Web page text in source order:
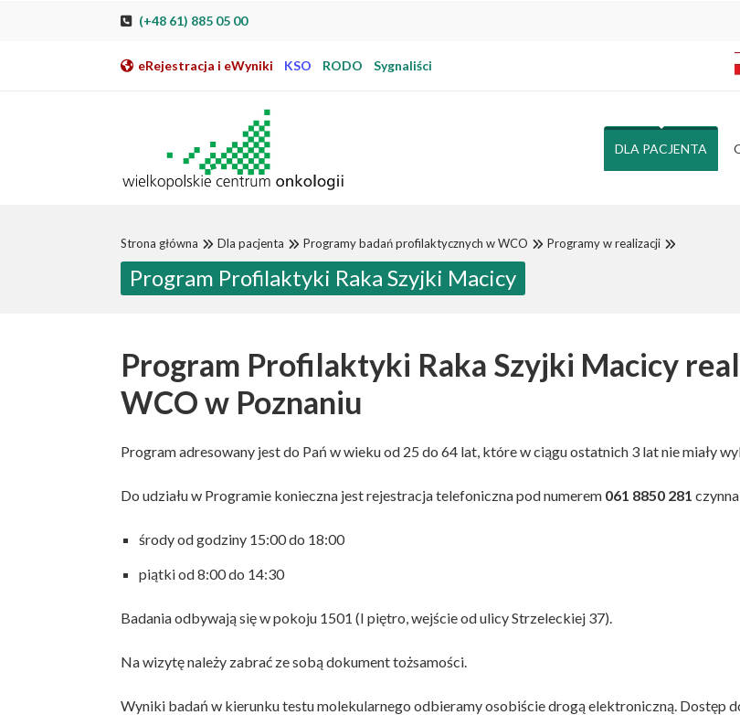
Przeskocz do nawigacji
Przeskocz do treści
Przeskocz do stopki
Przejdź do mapy strony
Przejdź do elektronicznej rejestracji pacjenta
(+48 61) 885 05 00
eRejestracja i eWyniki KSO RODO Sygnaliści
DLA PACJENTA
Strona główna Dla pacjenta Programy badań profilaktycznych w WCO Programy w realizacji
Program Profilaktyki Raka Szyjki Macicy
Program Profilaktyki Raka Szyjki Macicy
WCO w Poznaniu
Program adresowany jest do Pań w wieku od 25 do 64 lat, które w ciągu ostatnich 3 lat nie miały
Do udziału w Programie konieczna jest rejestracja telefoniczna pod numerem 061 8850 281
środy od godziny 15:00 do 18:00
piątki od 8:00 do 14:30
Badania odbywają się w pokoju 1501 (I piętro, wejście od ulicy Strzeleckiej 37).
Na wizytę należy zabrać ze sobą dokument tożsamości.
Wyniki badań w kierunku testu molekularnego odbieramy osobiście drogą elektroniczną. Dostęp